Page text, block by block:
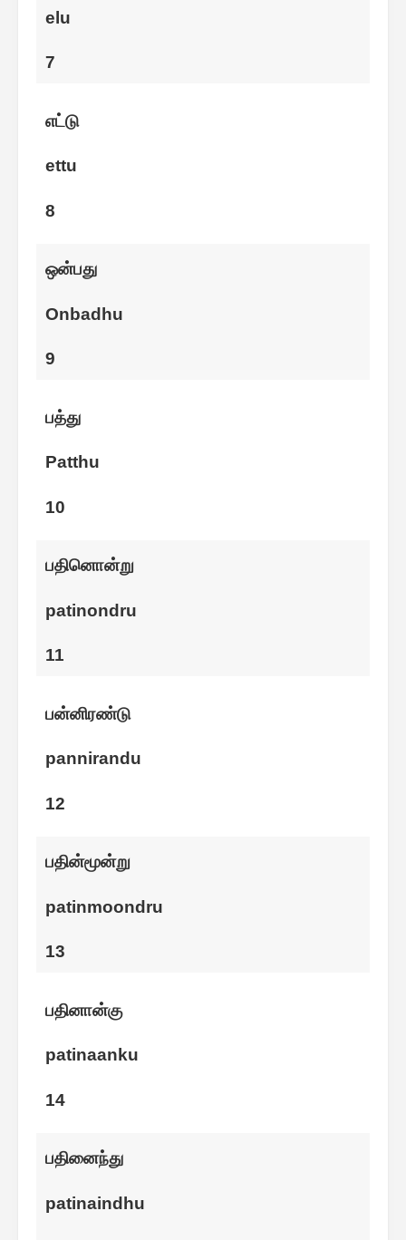
elu
7
எட்டு
ettu
8
ஒன்பது
Onbadhu
9
பத்து
Patthu
10
பதினொன்று
patinondru
11
பன்னிரண்டு
pannirandu
12
பதின்மூன்று
patinmoondru
13
பதினான்கு
patinaanku
14
பதினைந்து
patinaindhu